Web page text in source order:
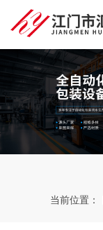
当前位置：